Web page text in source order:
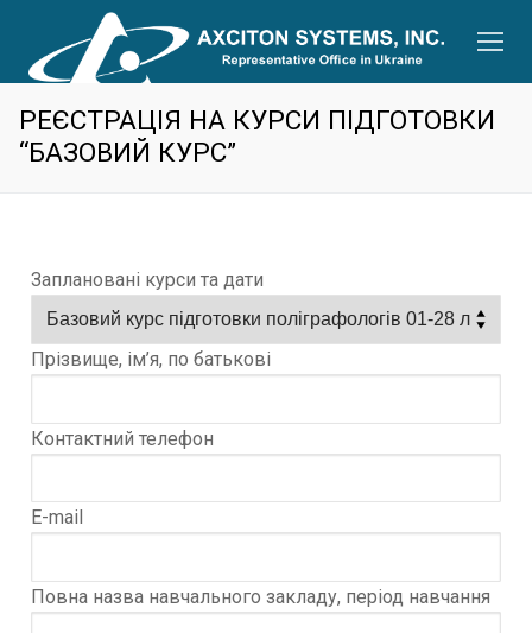
РЕЄСТРАЦІЯ НА КУРСИ ПІДГОТОВКИ
“БАЗОВИЙ КУРС”
Заплановані курси та дати
Прізвище, ім’я, по батькові
Контактний телефон
E-mail
Повна назва навчального закладу, період навчання